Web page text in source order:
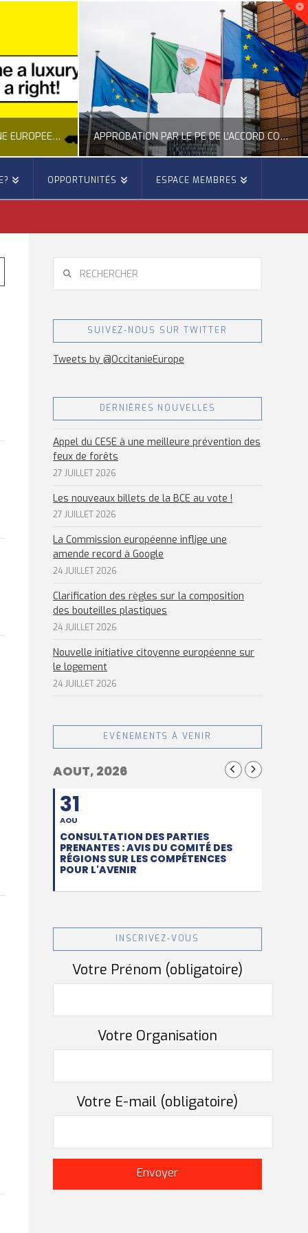
NOUVELLE INITIATIVE CITOYENNE EUROPÉENNE SUR LE LOGEMENT
LOGEMENT
APPROBATION PAR LE PE DE L’ACCORD COMMERCIAL ENTRE L’UE ET LE MEXIQUE
ACTION EXTÉRIEURE, ACTUALITÉ DE L'UNION EUROPÉENNE
JUILLET 22, 2026
OPPORTUNITÉS ESPACE MEMBRES
SUIVEZ-NOUS SUR TWITTER
Tweets by @OccitanieEurope
DERNIÈRES NOUVELLES
Appel du CESE à une meilleure prévention des
feux de forêts
27 JUILLET 2026
Les nouveaux billets de la BCE au vote !
27 JUILLET 2026
La Commission européenne inflige une
amende record à Google
24 JUILLET 2026
Clarification des règles sur la composition
des bouteilles plastiques
24 JUILLET 2026
Nouvelle initiative citoyenne européenne sur
le logement
24 JUILLET 2026
EVÈNEMENTS À VENIR
AOUT, 2026
31
AOU
CONSULTATION DES PARTIES
PRENANTES : AVIS DU COMITÉ DES
RÉGIONS SUR LES COMPÉTENCES
POUR L'AVENIR
INSCRIVEZ-VOUS
Votre Prénom (obligatoire)
Votre Organisation
Votre E-mail (obligatoire)